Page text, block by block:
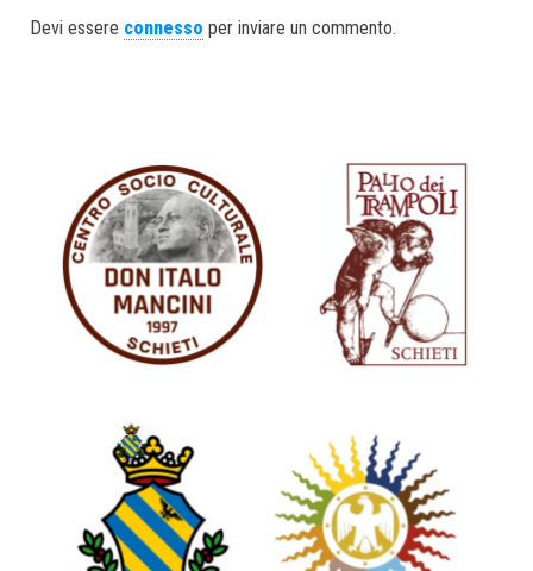
ok er In
Devi essere connesso per inviare un commento.